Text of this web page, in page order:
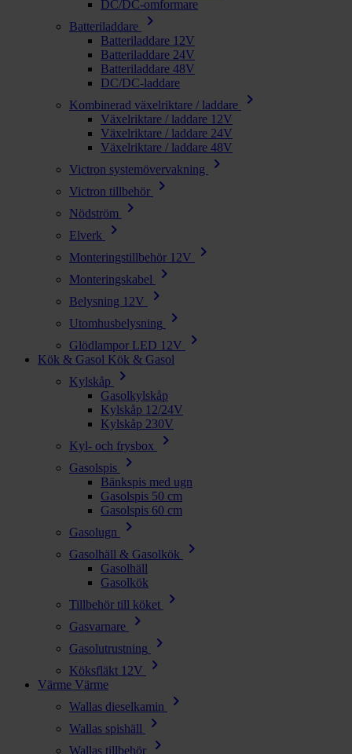
DC/DC-omformare
Batteriladdare
chevron_right
Batteriladdare 12V
Batteriladdare 24V
Batteriladdare 48V
DC/DC-laddare
Kombinerad växelriktare / laddare
chevron_right
Växelriktare / laddare 12V
Växelriktare / laddare 24V
Växelriktare / laddare 48V
Victron systemövervakning
chevron_right
Victron tillbehör chevron_right
Nödström chevron_right
Elverk chevron_right
Monteringstillbehör 12V chevron_right
Monteringskabel chevron_right
Belysning 12V chevron_right
Utomhusbelysning chevron_right
Glödlampor LED 12V chevron_right
Kök & Gasol Kök & Gasol
Kylskåp
chevron_right
Gasolkylskåp
Kylskåp 12/24V
Kylskåp 230V
Kyl- och frysbox
chevron_right
Gasolspis chevron_right
Bänkspis med ugn
Gasolspis 50 cm
Gasolspis 60 cm
Gasolugn
chevron_right
Gasolhäll & Gasolkök chevron_right
Gasolhäll
Gasolkök
Tillbehör till köket
chevron_right
Gasvarnare chevron_right
Gasolutrustning chevron_right
Köksfläkt 12V chevron_right
Värme Värme
Wallas dieselkamin
chevron_right
Wallas spishäll chevron_right
Wallas tillbehör chevron_right